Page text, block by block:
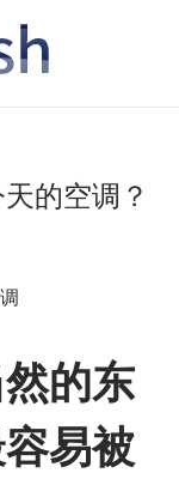
的空调？
的东
易被